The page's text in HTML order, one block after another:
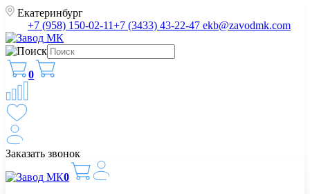
Екатеринбург
+7 (958) 150-02-11+7 (3433) 43-22-47 ekb@zavodmk.com
0
Заказать звонок
0